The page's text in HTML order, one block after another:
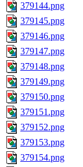
379144.png
379145.png
379146.png
379147.png
379148.png
379149.png
379150.png
379151.png
379152.png
379153.png
379154.png